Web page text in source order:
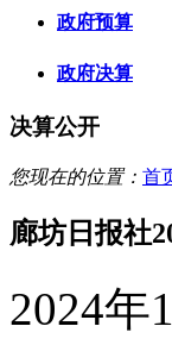
政府预算
政府决算
决算公开
您现在的位置： 首
廊坊日报社
2024年